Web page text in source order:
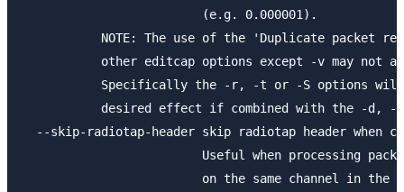
                         (e.g. 0.000001).
NOTE: The use of the 'Duplicate packet
other editcap options except -v may not
Specifically the -r, -t or -S options
desired effect if combined with the -d, -
--skip-radiotap-header skip radiotap header when
Useful when processing
on the same channel in the